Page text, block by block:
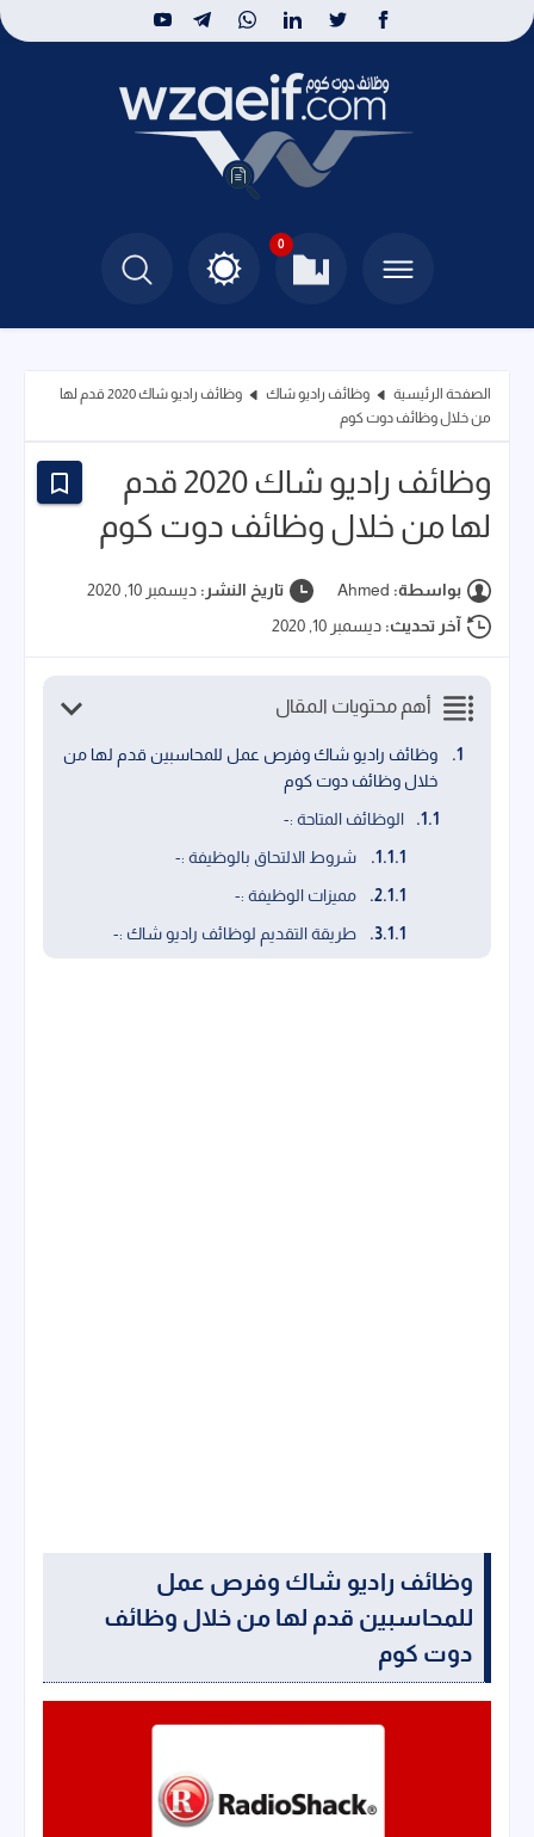
0
الصفحة الرئيسية وظائف راديو شاك
وظائف راديو شاك 2020 قدم لها
من خلال وظائف دوت كوم
وظائف راديو شاك 2020 قدم
لها من خلال وظائف دوت كوم
بواسطة: Ahmed تاريخ النشر: ديسمبر 10, 2020
آخر تحديث: ديسمبر 10, 2020
أهم محتويات المقال
وظائف راديو شاك وفرص عمل للمحاسبين قدم لها من
خلال وظائف دوت كوم
الوظائف المتاحة :-
شروط الالتحاق بالوظيفة :-
مميزات الوظيفة :-
طريقة التقديم لوظائف راديو شاك :-
وظائف راديو شاك وفرص عمل
للمحاسبين قدم لها من خلال وظائف
دوت كوم